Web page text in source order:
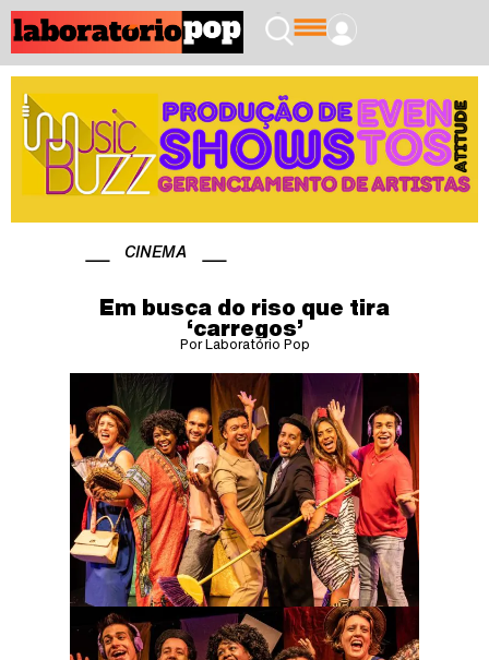
CINEMA
Em busca do riso que tira
‘carregos’
Por Laboratório Pop